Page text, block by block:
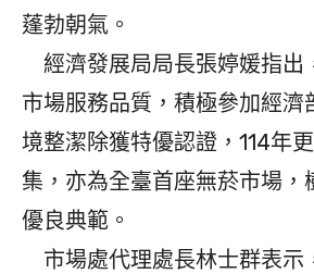
蓬勃朝氣。
經濟發展局局長張婷媛指出
市場服務品質，積極參加經濟
境整潔除獲特優認證，114年
集，亦為全臺首座無菸市場，
優良典範。
市場處代理處長林士群表示